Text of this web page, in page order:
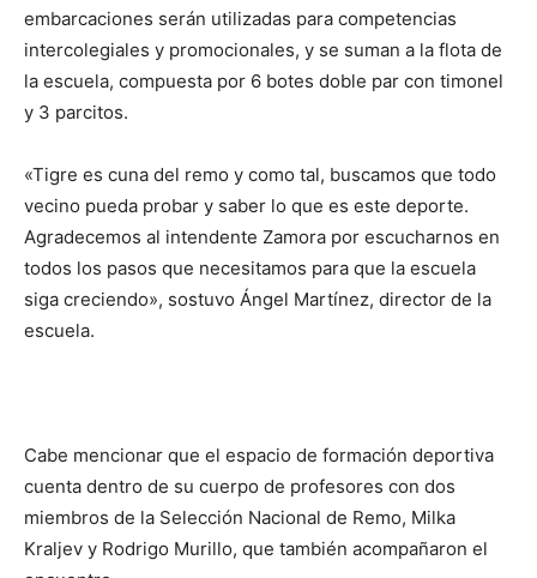
embarcaciones serán utilizadas para competencias
intercolegiales y promocionales, y se suman a la flota de
la escuela, compuesta por 6 botes doble par con timonel
y 3 parcitos.
«Tigre es cuna del remo y como tal, buscamos que todo
vecino pueda probar y saber lo que es este deporte.
Agradecemos al intendente Zamora por escucharnos en
todos los pasos que necesitamos para que la escuela
siga creciendo», sostuvo Ángel Martínez, director de la
escuela.
Cabe mencionar que el espacio de formación deportiva
cuenta dentro de su cuerpo de profesores con dos
miembros de la Selección Nacional de Remo, Milka
Kraljev y Rodrigo Murillo, que también acompañaron el